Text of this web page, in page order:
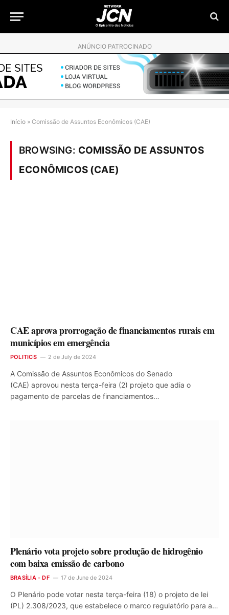
ANÚNCIO PATROCINADO
Início » Comissão de Assuntos Econômicos (CAE)
BROWSING: COMISSÃO DE ASSUNTOS
ECONÔMICOS (CAE)
CAE aprova prorrogação de financiamentos rurais em
municípios em emergência
POLITICS 2 de July de 2024
A Comissão de Assuntos Econômicos do Senado
(CAE) aprovou nesta terça-feira (2) projeto que adia o
pagamento de parcelas de financiamentos…
Plenário vota projeto sobre produção de hidrogênio
com baixa emissão de carbono
BRASÍLIA - DF 17 de June de 2024
O Plenário pode votar nesta terça-feira (18) o projeto de lei
(PL) 2.308/2023, que estabelece o marco regulatório para a…